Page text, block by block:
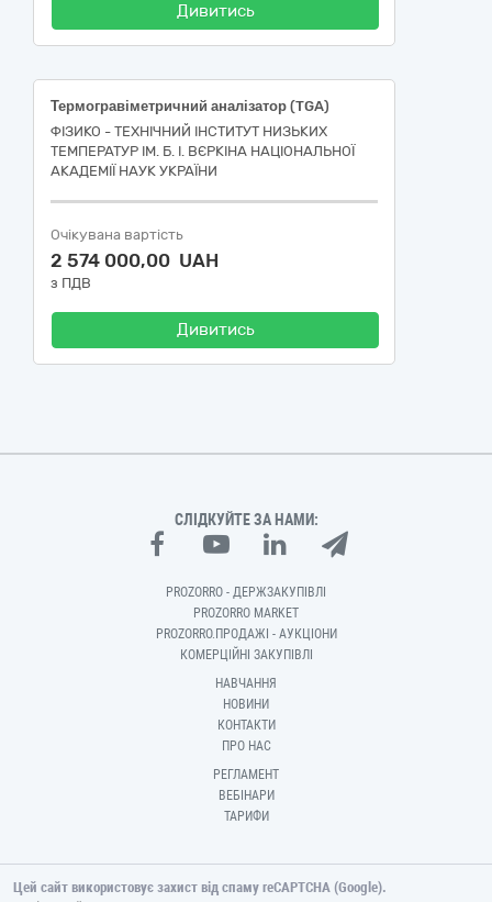
Дивитись
Термогравіметричний аналізатор (TGA)
ФІЗИКО - ТЕХНІЧНИЙ ІНСТИТУТ НИЗЬКИХ
ТЕМПЕРАТУР ІМ. Б. І. ВЄРКІНА НАЦІОНАЛЬНОЇ
АКАДЕМІЇ НАУК УКРАЇНИ
Очікувана вартість
2 574 000,00 UAH
з ПДВ
Дивитись
СЛІДКУЙТЕ ЗА НАМИ:
PROZORRO - ДЕРЖЗАКУПІВЛІ
PROZORRO MARKET
PROZORRO.ПРОДАЖІ - АУКЦІОНИ
КОМЕРЦІЙНІ ЗАКУПІВЛІ
НАВЧАННЯ
НОВИНИ
КОНТАКТИ
ПРО НАС
РЕГЛАМЕНТ
ВЕБІНАРИ
ТАРИФИ
Цей сайт використовує захист від спаму reCAPTCHA (Google).